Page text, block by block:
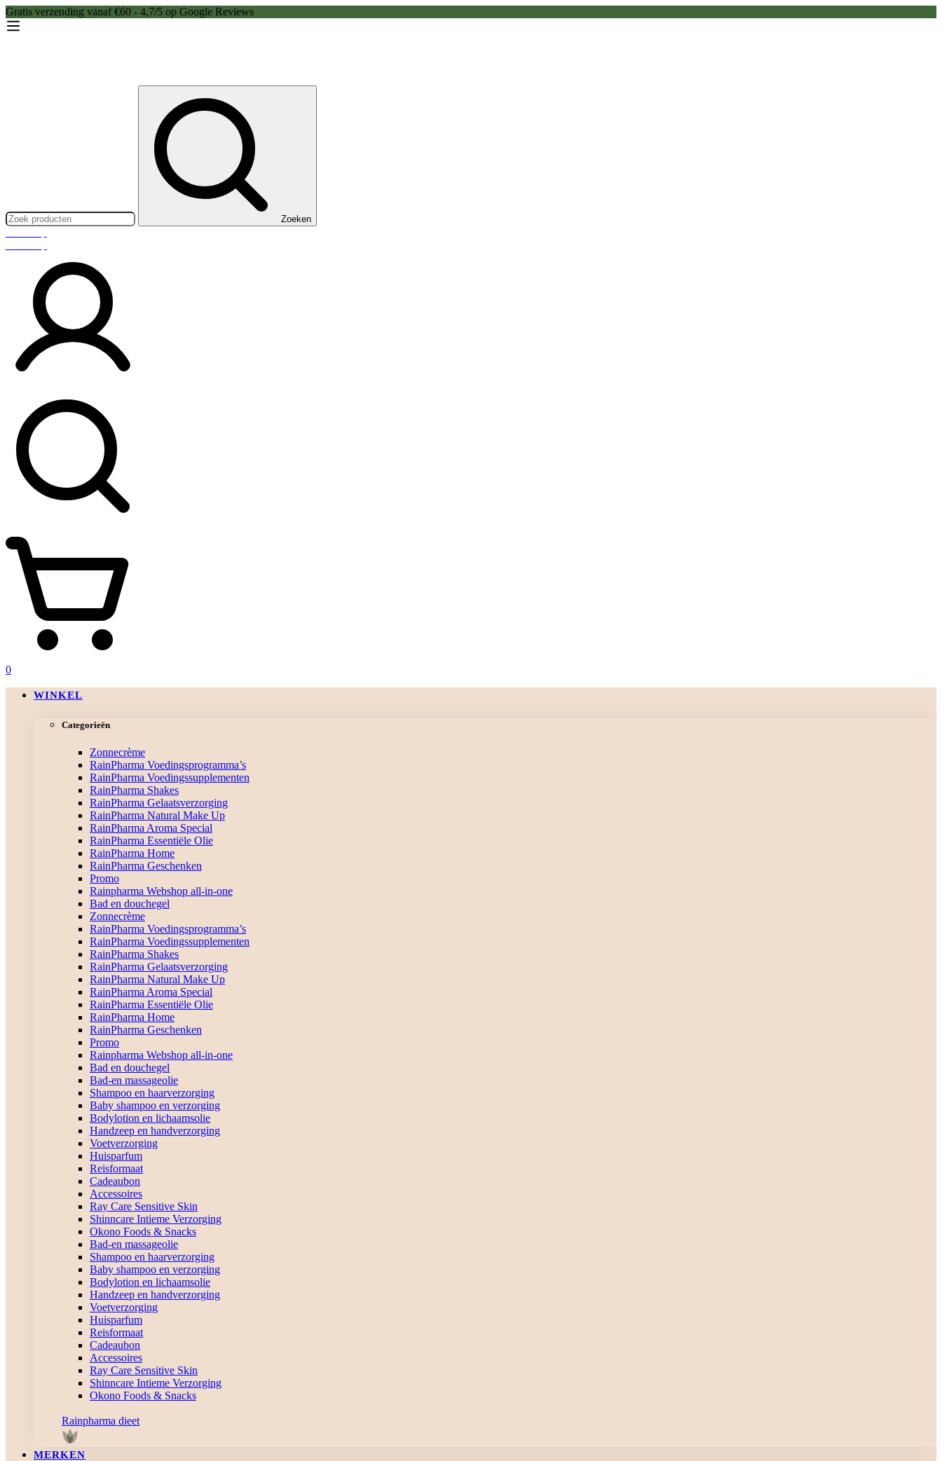
Gratis verzending vanaf €60 - 4,7/5 op Google Reviews
Zoeken
0
WINKEL
Categorieën
Zonnecrème
RainPharma Voedingsprogramma’s
RainPharma Voedingssupplementen
RainPharma Shakes
RainPharma Gelaatsverzorging
RainPharma Natural Make Up
RainPharma Aroma Special
RainPharma Essentiële Olie
RainPharma Home
RainPharma Geschenken
Promo
Rainpharma Webshop all-in-one
Bad en douchegel
Zonnecrème
RainPharma Voedingsprogramma’s
RainPharma Voedingssupplementen
RainPharma Shakes
RainPharma Gelaatsverzorging
RainPharma Natural Make Up
RainPharma Aroma Special
RainPharma Essentiële Olie
RainPharma Home
RainPharma Geschenken
Promo
Rainpharma Webshop all-in-one
Bad en douchegel
Bad-en massageolie
Shampoo en haarverzorging
Baby shampoo en verzorging
Bodylotion en lichaamsolie
Handzeep en handverzorging
Voetverzorging
Huisparfum
Reisformaat
Cadeaubon
Accessoires
Ray Care Sensitive Skin
Shinncare Intieme Verzorging
Okono Foods & Snacks
Bad-en massageolie
Shampoo en haarverzorging
Baby shampoo en verzorging
Bodylotion en lichaamsolie
Handzeep en handverzorging
Voetverzorging
Huisparfum
Reisformaat
Cadeaubon
Accessoires
Ray Care Sensitive Skin
Shinncare Intieme Verzorging
Okono Foods & Snacks
Rainpharma dieet
MERKEN